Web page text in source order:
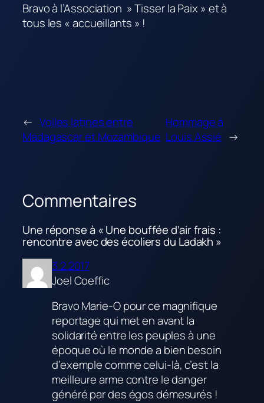
Bravo à l’Association » Tisser la Paix » et à
tous les « accueillants » !
← Voiles latines entre
Madagascar et Mozambique
Hommage à
Louis Assié →
Commentaires
Une réponse à « Une bouffée d’air frais :
rencontre avec des écoliers du Ladakh »
3.2.2017
Joel Coeffic
Bravo Marie-O pour ce magnifique
reportage qui met en avant la
solidarité entre les peuples à une
époque où le monde a bien besoin
d’exemple comme celui-là, c’est la
meilleure arme contre le danger
généré par des égos démesurés !